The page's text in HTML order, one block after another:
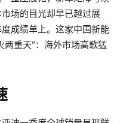
场的目光却早已越过展
成绩单上。这家中国新能
两重天”：海外市场高歌猛